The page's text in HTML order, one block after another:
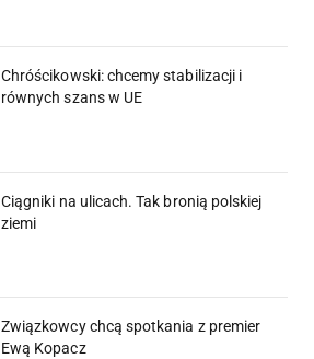
Chróścikowski: chcemy stabilizacji i
równych szans w UE
Ciągniki na ulicach. Tak bronią polskiej
ziemi
Związkowcy chcą spotkania z premier
Ewą Kopacz